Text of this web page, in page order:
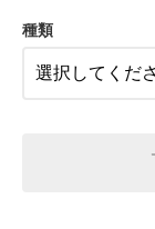
種類